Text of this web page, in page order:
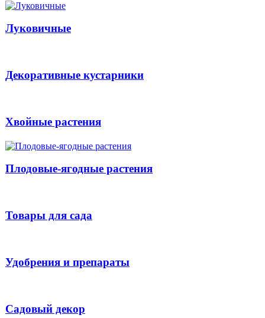
Луковичные
Декоративные кустарники
Хвойные растения
Плодовые-ягодные растения
Товары для сада
Удобрения и препараты
Садовый декор